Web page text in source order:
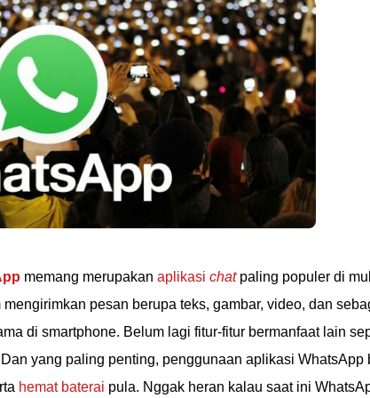
memang merupakan aplikasi chatpaling populer di
pesan berupa teks, gambar, video, dan
di smartphone. Belum lagi fitur-fitur bermanfaat lain
yang paling penting, penggunaan aplikasi WhatsApp
hemat baterai pula. Nggak heran kalau saat ini